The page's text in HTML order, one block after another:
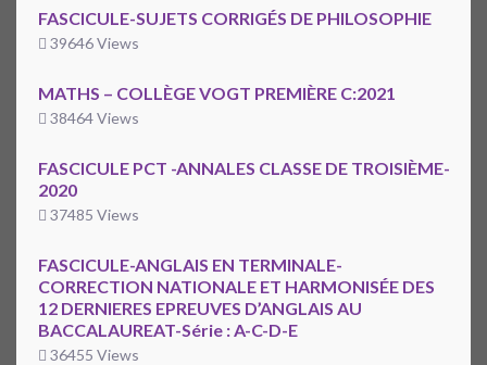
FASCICULE-SUJETS CORRIGÉS DE PHILOSOPHIE
39646 Views
MATHS – COLLÈGE VOGT PREMIÈRE C:2021
38464 Views
FASCICULE PCT -ANNALES CLASSE DE TROISIÈME-
2020
37485 Views
FASCICULE-ANGLAIS EN TERMINALE-
CORRECTION NATIONALE ET HARMONISÉE DES
12 DERNIERES EPREUVES D’ANGLAIS AU
BACCALAUREAT-Série : A-C-D-E
36455 Views